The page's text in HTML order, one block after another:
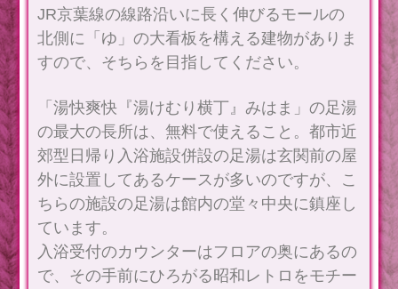
JR京葉線の線路沿いに長く伸びるモールの
北側に「ゆ」の大看板を構える建物がありま
すので、そちらを目指してください。
「湯快爽快『湯けむり横丁』みはま」の足湯
の最大の長所は、無料で使えること。都市近
郊型日帰り入浴施設併設の足湯は玄関前の屋
外に設置してあるケースが多いのですが、こ
ちらの施設の足湯は館内の堂々中央に鎮座し
ています。
入浴受付のカウンターはフロアの奥にあるの
で、その手前にひろがる昭和レトロをモチー